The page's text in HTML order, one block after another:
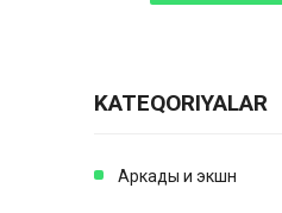
KATEQORIYALAR
Аркады и экшн